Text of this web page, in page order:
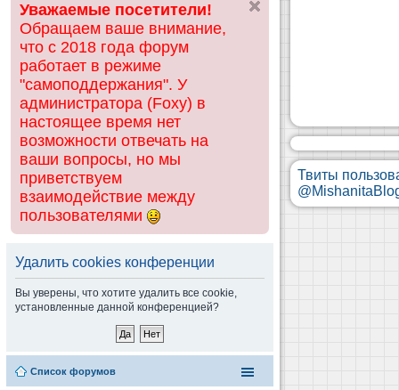
ск
Уважаемые посетители!
Обращаем ваше внимание,
что с 2018 года форум
работает в режиме
"самоподдержания". У
администратора (Foxy) в
настоящее время нет
возможности отвечать на
ваши вопросы, но мы
приветствуем
взаимодействие между
пользователями
Удалить cookies конференции
Вы уверены, что хотите удалить все cookie,
установленные данной конференцией?
Список форумов
Твиты